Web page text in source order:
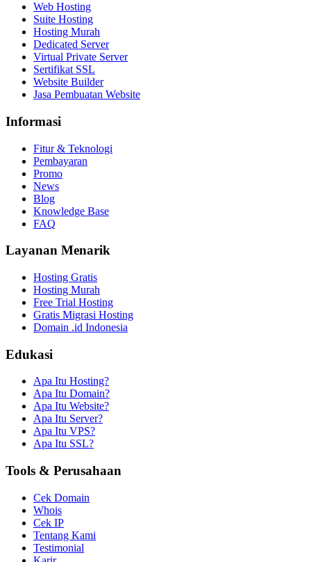
Web Hosting
Suite Hosting
Hosting Murah
Dedicated Server
Virtual Private Server
Sertifikat SSL
Website Builder
Jasa Pembuatan Website
Informasi
Fitur & Teknologi
Pembayaran
Promo
News
Blog
Knowledge Base
FAQ
Layanan Menarik
Hosting Gratis
Hosting Murah
Free Trial Hosting
Gratis Migrasi Hosting
Domain .id Indonesia
Edukasi
Apa Itu Hosting?
Apa Itu Domain?
Apa Itu Website?
Apa Itu Server?
Apa Itu VPS?
Apa Itu SSL?
Tools & Perusahaan
Cek Domain
Whois
Cek IP
Tentang Kami
Testimonial